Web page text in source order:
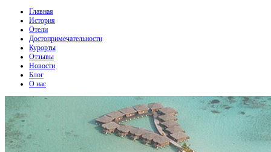
Главная
История
Отели
Достопримечательности
Курорты
Отзывы
Новости
Блог
О нас